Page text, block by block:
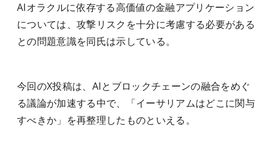
AIオラクルに依存する高価値の金融アプリケーション
については、攻撃リスクを十分に考慮する必要がある
との問題意識を同氏は示している。
今回のX投稿は、AIとブロックチェーンの融合をめぐ
る議論が加速する中で、「イーサリアムはどこに関与
すべきか」を再整理したものといえる。